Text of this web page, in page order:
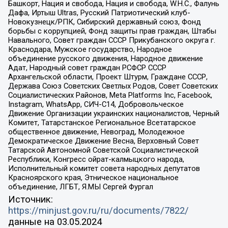
Башкорт, Нация и свобода, Нация и свобода, W.H.С., Фалунь
Дафа, Иртыш Ultras, Русский Патриотический клуб-
Новокузнецк/РПК, Сибирский державный союз, Фонд
борьбы с коррупцией, Фонд защиты прав граждан, Штабы
Навального, Совет граждан СССР Прикубанского округа г.
Краснодара, Мужское государство, Народное
объединение русского движения, Народное движение
Адат, Народный совет граждан РСФСР СССР
Архангельской области, Проект Штурм, Граждане СССР,
Держава Союз Советских Светлых Родов, Совет Советских
Социалистических Районов, Meta Platforms Inc, Facebook,
Instagram, WhatsApp, СИЧ-С14, Добровольческое
Движение Организации украинских националистов, Черный
Комитет, Татарстанское Региональное Всетатарское
общественное движение, Невоград, Молодежное
Демократическое Движение Весна, Верховный Совет
Татарской Автономной Советской Социалистической
Республики, Конгресс ойрат-калмыцкого народа,
Исполнительный комитет совета народных депутатов
Красноярского края, Этническое национальное
объединение, ЛГБТ, Я.МЫ Сергей Фургал
Источник:
https://minjust.gov.ru/ru/documents/7822/
данные на 03.05.2024